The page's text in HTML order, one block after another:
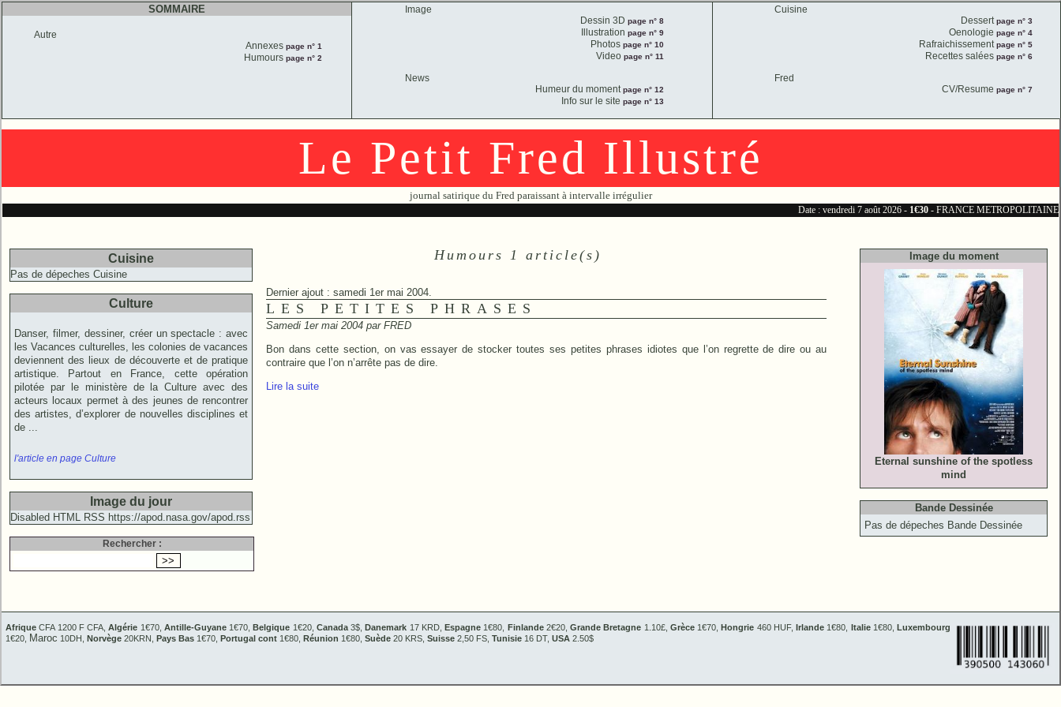
SOMMAIRE
Autre
Annexespage n° 1
Humourspage n° 2
Cuisine
Dessert page n° 3
Oenologie page n° 4
Rafraichissement page n° 5
Recettes salées page n° 6
Fred
CV/Resume page n° 7
Image
Dessin 3D page n° 8
Illustration page n° 9
Photospage n° 10
Videopage n° 11
News
Humeur du momentpage n° 12
Info sur le site page n° 13
Le Petit Fred Illustré
journal satirique du Fred paraissant à intervalle irrégulier
Date : vendredi 7 août 2026 - 1€30 - FRANCE METROPOLITAINE
Cuisine
Pas de dépeches Cuisine
Culture
Danser, filmer, dessiner, créer un spectacle : avec
les Vacances culturelles, les colonies de vacances
deviennent des lieux de découverte et de pratique
artistique. Partout en France, cette opération
pilotée par le ministère de la Culture avec des
acteurs locaux permet à des jeunes de rencontrer
des artistes, d’explorer de nouvelles disciplines et
de ...
l'article en page Culture
Image du jour
Disabled HTML RSS https://apod.nasa.gov/apod.rss
Rechercher :
Image du moment
Eternal sunshine of the spotless
mind
Bande Dessinée
Pas de dépeches Bande Dessinée
Humours 1 article(s)
Dernier ajout : samedi 1er mai 2004.
LES PETITES PHRASES
Samedi 1er mai 2004 par FRED
Bon dans cette section, on vas essayer de stocker toutes ses petites phrases idiotes que l’on regrette de dire ou au
contraire que l’on n’arrête pas de dire.
Lire la suite
Afrique CFA 1200 F CFA,Algérie 1€70, Antille-Guyane1€70,Belgique 1€20, Canada3$,Danemark 17 KRD, Espagne 1€80, Finlande2€20, Grande Bretagne 1.10£, Grèce1€70,Hongrie 460 HUF, Irlande 1€80, Italie1€80, Luxembourg
1€20,
Maroc 10DH, Norvège 20KRN, Pays Bas 1€70, Portugal cont 1€80, Réunion 1€80, Suède 20 KRS, Suisse 2,50 FS, Tunisie 16 DT, USA 2.50$